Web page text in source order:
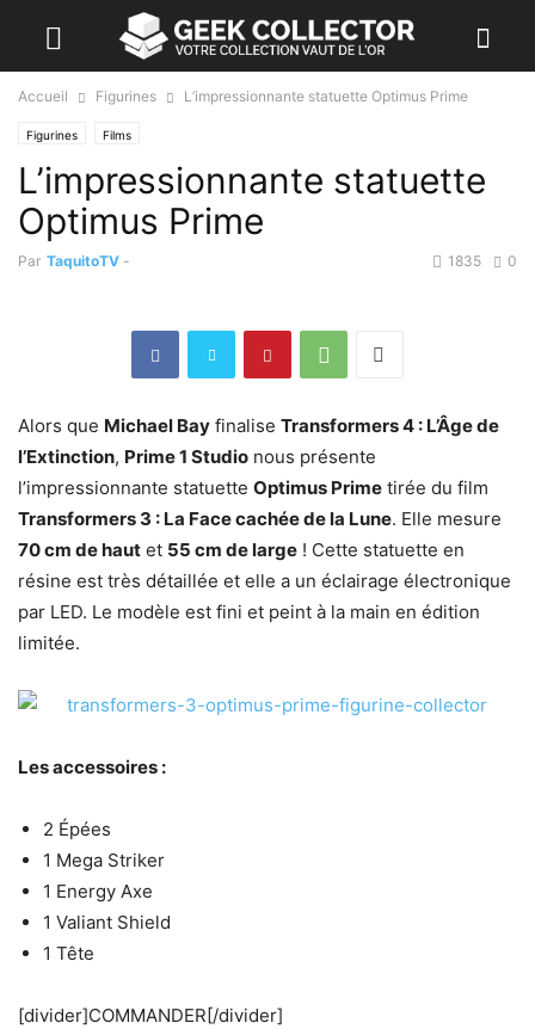
Accueil Figurines L’impressionnante statuette Optimus Prime
Figurines Films
L’impressionnante statuette
Optimus Prime
Par TaquitoTV - 0
1835
Alors que Michael Bay finalise Transformers 4 : L’Âge de
l’Extinction, Prime 1 Studio nous présente
l’impressionnante statuette Optimus Prime tirée du film
Transformers 3 : La Face cachée de la Lune. Elle mesure
70 cm de haut et 55 cm de large ! Cette statuette en
résine est très détaillée et elle a un éclairage électronique
par LED. Le modèle est fini et peint à la main en édition
limitée.
Les accessoires :
2 Épées
1 Mega Striker
1 Energy Axe
1 Valiant Shield
1 Tête
[divider]COMMANDER[/divider]